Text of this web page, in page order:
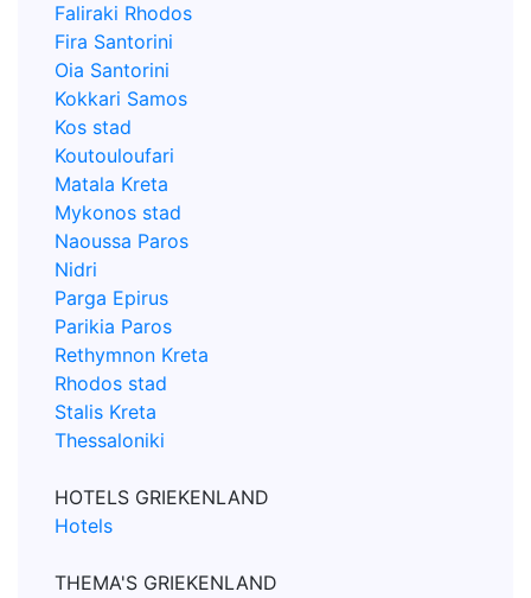
Faliraki Rhodos
Fira Santorini
Oia Santorini
Kokkari Samos
Kos stad
Koutouloufari
Matala Kreta
Mykonos stad
Naoussa Paros
Nidri
Parga Epirus
Parikia Paros
Rethymnon Kreta
Rhodos stad
Stalis Kreta
Thessaloniki
HOTELS GRIEKENLAND
Hotels
THEMA'S GRIEKENLAND